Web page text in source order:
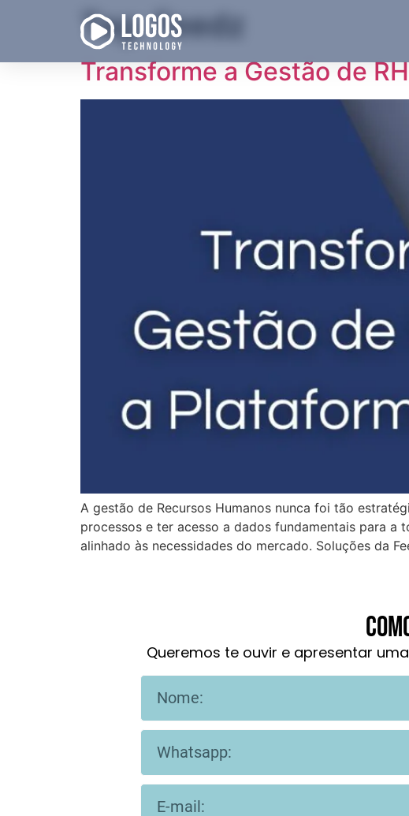
Tag:Feedz
Transforme a Gestão de
A gestão de Recursos Humanos nunca foi tão
processos e ter acesso a dados fundamentais para a
alinhado às necessidades do mercado. Soluções da
Queremos te ouvir e apresentar